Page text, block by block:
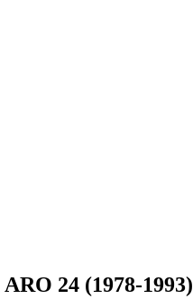
ARO 24 (1978-1993)